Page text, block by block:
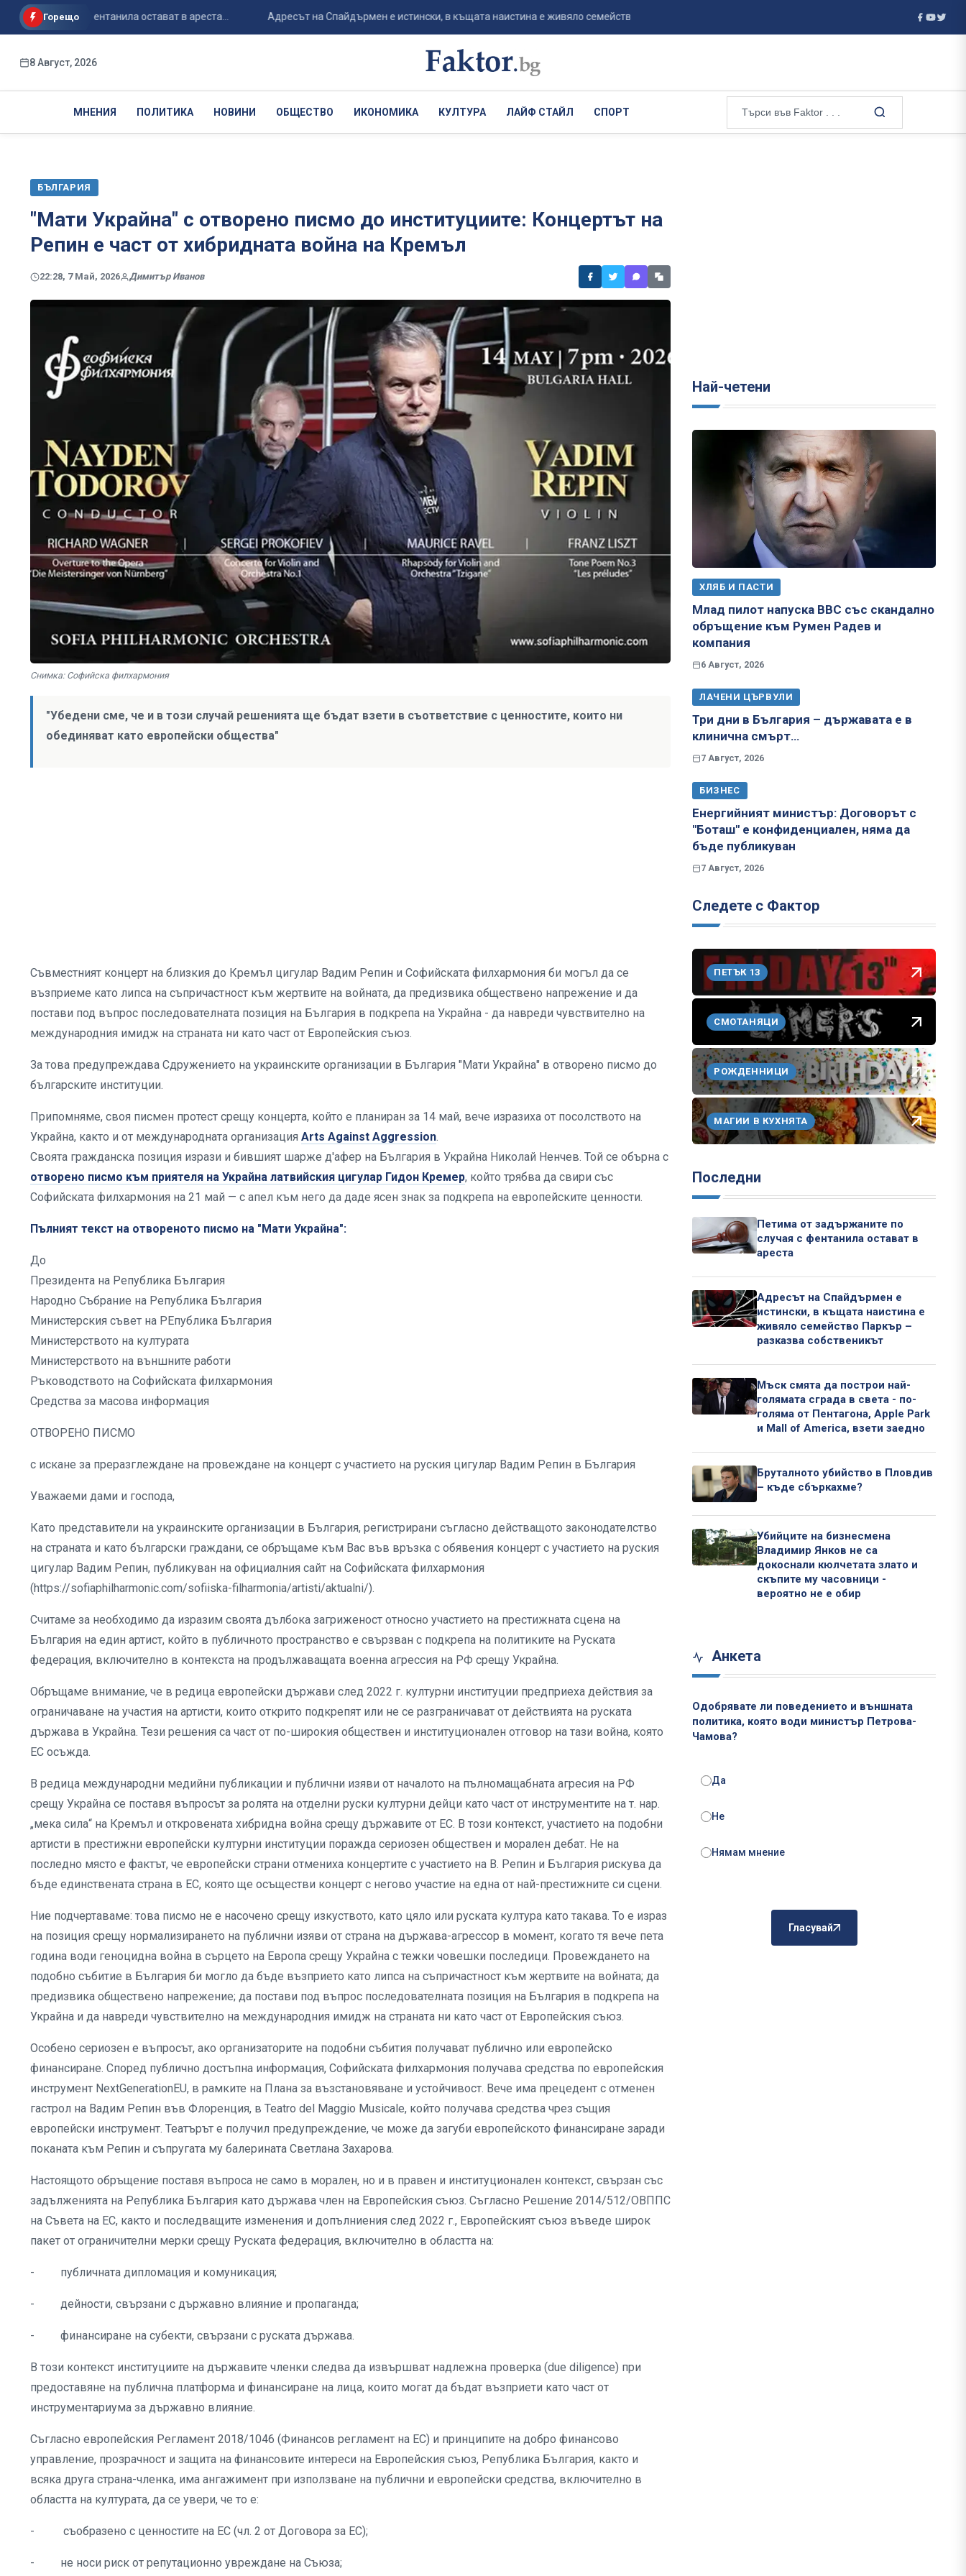
Горещо
с фентанила остават в ареста... Адресът на Спайдърмен е истински, в къщата наистина е живяло семейство Паркър – ... Мъск смята да построи най-голямата сграда в света -
8 Август, 2026
МНЕНИЯ ПОЛИТИКА НОВИНИ ОБЩЕСТВО ИКОНОМИКА КУЛТУРА ЛАЙФ СТАЙЛ СПОРТ
БЪЛГАРИЯ
"Мати Украйна" с отворено писмо до институциите: Концертът на
Репин е част от хибридната война на Кремъл
22:28, 7 Май, 2026 Димитър Иванов
Снимка: Софийска филхармония
"Убедени сме, че и в този случай решенията ще бъдат взети в съответствие с ценностите, които ни
обединяват като европейски общества"
Съвместният концерт на близкия до Кремъл цигулар Вадим Репин и Софийската филхармония би могъл да се
възприеме като липса на съпричастност към жертвите на войната, да предизвика обществено напрежение и да
постави под въпрос последователната позиция на България в подкрепа на Украйна - да навреди чувствително на
международния имидж на страната ни като част от Европейския съюз.
За това предупреждава Сдружението на украинските организации в България "Мати Украйна" в отворено писмо до
българските институции.
Припомняме, своя писмен протест срещу концерта, който е планиран за 14 май, вече изразиха от посолството на
Украйна, както и от международната организация Arts Against Aggression.
Своята гражданска позиция изрази и бившият шарже д'афер на България в Украйна Николай Ненчев. Той се обърна с
отворено писмо към приятеля на Украйна латвийския цигулар Гидон Кремер, който трябва да свири със
Софийската филхармония на 21 май — с апел към него да даде ясен знак за подкрепа на европейските ценности.
Пълният текст на отвореното писмо на "Мати Украйна":
До
Президента на Република България
Народно Събрание на Република България
Министерския съвет на РЕпублика България
Министерството на културата
Министерството на външните работи
Ръководството на Софийската филхармония
Средства за масова информация
ОТВОРЕНО ПИСМО
с искане за преразглеждане на провеждане на концерт с участието на руския цигулар Вадим Репин в България
Уважаеми дами и господа,
Като представители на украинските организации в България, регистрирани съгласно действащото законодателство
на страната и като български граждани, се обръщаме към Вас във връзка с обявения концерт с участието на руския
цигулар Вадим Репин, публикуван на официалния сайт на Софийската филхармония
(https://sofiaphilharmonic.com/sofiiska-filharmonia/artisti/aktualni/).
Считаме за необходимо да изразим своята дълбока загриженост относно участието на престижната сцена на
България на един артист, който в публичното пространство е свързван с подкрепа на политиките на Руската
федерация, включително в контекста на продължаващата военна агрессия на РФ срещу Украйна.
Обръщаме внимание, че в редица европейски държави след 2022 г. културни институции предприеха действия за
ограничаване на участия на артисти, които открито подкрепят или не се разграничават от действията на руската
държава в Украйна. Тези решения са част от по-широкия обществен и институционален отговор на тази война, която
ЕС осъжда.
В редица международни медийни публикации и публични изяви от началото на пълномащабната агресия на РФ
срещу Украйна се поставя въпросът за ролята на отделни руски културни дейци като част от инструментите на т. нар.
„мека сила“ на Кремъл и откровената хибридна война срещу държавите от ЕС. В този контекст, участието на подобни
артисти в престижни европейски културни институции поражда сериозен обществен и морален дебат. Не на
последно място е фактът, че европейски страни отмениха концертите с участието на В. Репин и България рискува да
бъде единствената страна в ЕС, която ще осъществи концерт с негово участие на една от най-престижните си сцени.
Ние подчертаваме: това писмо не е насочено срещу изкуството, като цяло или руската култура като такава. То е израз
на позиция срещу нормализирането на публични изяви от страна на държава-агрессор в момент, когато тя вече пета
година води геноцидна война в сърцето на Европа срещу Украйна с тежки човешки последици. Провеждането на
подобно събитие в България би могло да бъде възприето като липса на съпричастност към жертвите на войната; да
предизвика обществено напрежение; да постави под въпрос последователната позиция на България в подкрепа на
Украйна и да навреди чувствително на международния имидж на страната ни като част от Европейския съюз.
Особено сериозен е въпросът, ако организаторите на подобни събития получават публично или европейско
финансиране. Според публично достъпна информация, Софийската филхармония получава средства по европейския
инструмент NextGenerationEU, в рамките на Плана за възстановяване и устойчивост. Вече има прецедент с отменен
гастрол на Вадим Репин във Флоренция, в Teatro del Maggio Musicale, който получава средства чрез същия
европейски инструмент. Театърът е получил предупреждение, че може да загуби европейското финансиране заради
поканата към Репин и съпругата му балерината Светлана Захарова.
Настоящото обръщение поставя въпроса не само в морален, но и в правен и институционален контекст, свързан със
задълженията на Република България като държава член на Европейския съюз. Съгласно Решение 2014/512/ОВППС
на Съвета на ЕС, както и последващите изменения и допълниения след 2022 г., Европейският съюз въведе широк
пакет от ограничителни мерки срещу Руската федерация, включително в областта на:
- публичната дипломация и комуникация;
- дейности, свързани с държавно влияние и пропаганда;
- финансиране на субекти, свързани с руската държава.
В този контекст институциите на държавите членки следва да извършват надлежна проверка (due diligence) при
предоставяне на публична платформа и финансиране на лица, които могат да бъдат възприети като част от
инструментариума за държавно влияние.
Съгласно европейския Регламент 2018/1046 (Финансов регламент на ЕС) и принципите на добро финансово
управление, прозрачност и защита на финансовите интереси на Европейския съюз, Република България, както и
всяка друга страна-членка, има ангажимент при използване на публични и европейски средства, включително в
областта на културата, да се увери, че то е:
- съобразено с ценностите на ЕС (чл. 2 от Договора за ЕС);
- не носи риск от репутационно увреждане на Съюза;
Най-четени
ХЛЯБ И ПАСТИ
Млад пилот напуска ВВС със скандално
обръщение към Румен Радев и
компания
6 Август, 2026
ЛАЧЕНИ ЦЪРВУЛИ
Три дни в България – държавата е в
клинична смърт…
7 Август, 2026
БИЗНЕС
Енергийният министър: Договорът с
"Боташ" е конфиденциален, няма да
бъде публикуван
7 Август, 2026
Следете с Фактор
ПЕТЪК 13
СМОТАНЯЦИ
РОЖДЕННИЦИ
МАГИИ В КУХНЯТА
Последни
Петима от задържаните по
случая с фентанила остават в
ареста
Адресът на Спайдърмен е
истински, в къщата наистина е
живяло семейство Паркър –
разказва собственикът
Мъск смята да построи най-
голямата сграда в света - по-
голяма от Пентагона, Apple Park
и Mall of America, взети заедно
Бруталното убийство в Пловдив
– къде сбъркахме?
Убийците на бизнесмена
Владимир Янков не са
докоснали кюлчетата злато и
скъпите му часовници -
вероятно не е обир
Анкета
Одобрявате ли поведението и външната
политика, която води министър Петрова-
Чамова?
Да
Не
Нямам мнение
Гласувай